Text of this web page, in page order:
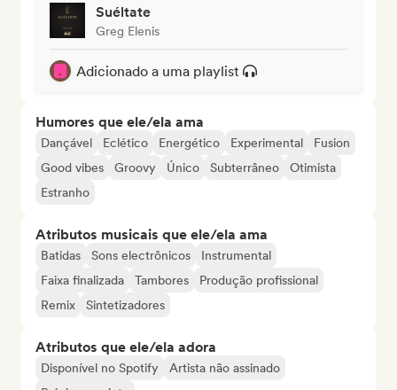
Suéltate
Greg Elenis
Adicionado a uma playlist
Humores que ele/ela ama
Dançável Eclético Energético Experimental
Fusion
Good vibes
Groovy Único Subterrâneo
Otimista
Estranho
Atributos musicais que ele/ela ama
Batidas Sons electrônicos
Instrumental
Faixa finalizada
Tambores
Produção profissional
Remix
Sintetizadores
Atributos que ele/ela adora
Disponível no Spotify
Artista não assinado